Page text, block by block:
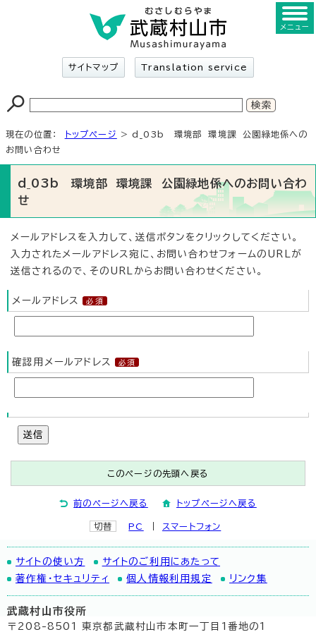
サイトマップ Translation service
メニュー
現在の位置： トップページ
> d_03b 環境部 環境課 公園緑地係への
お問い合わせ
d_03b 環境部 環境課 公園緑地係へのお問い合わ
せ
メールアドレスを入力して、送信ボタンをクリックしてください。
入力されたメールアドレス宛に、お問い合わせフォームのURLが
送信されるので、そのURLからお問い合わせください。
メールアドレス
確認用メールアドレス
送信
このページの先頭へ戻る
前のページへ戻る トップページへ戻る
切替 PC スマートフォン
サイトの使い方
サイトのご利用にあたって
著作権・セキュリティ
個人情報利用規定 リンク集
武蔵村山市役所
〒208-8501 東京都武蔵村山市本町一丁目1番地の1